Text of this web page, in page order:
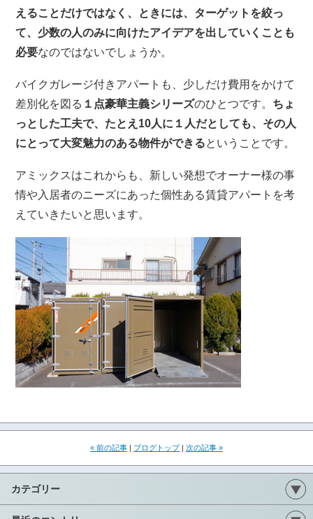
えることだけではなく、ときには、ターゲットを絞っ
て、少数の人のみに向けたアイデアを出していくことも
必要なのではないでしょうか。
バイクガレージ付きアパートも、少しだけ費用をかけて
差別化を図る １点豪華主義シリーズのひとつです。 ちょ
っとした工夫で、たとえ10人に１人だとしても、その人
にとって大変魅力のある物件ができるということです。
アミックスはこれからも、新しい発想でオーナー様の事
情や入居者のニーズにあった個性ある賃貸アパートを考
えていきたいと思います。
« 前の記事 | ブログトップ| 次の記事 »
カテゴリー